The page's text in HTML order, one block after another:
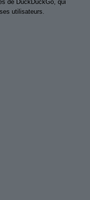
de DuckDuckGo, qui
utilisateurs.